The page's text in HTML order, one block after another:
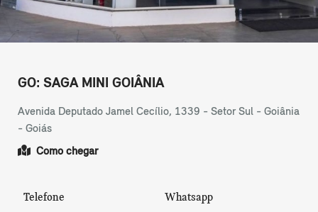
GO: SAGA MINI GOIÂNIA
Avenida Deputado Jamel Cecílio, 1339 - Setor Sul - Goiânia
- Goiás
Como chegar
Telefone Whatsapp